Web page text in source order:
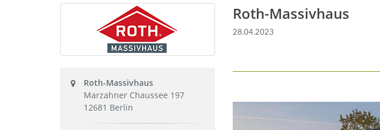
Roth-Massivhaus
Marzahner Chaussee 197
12681 Berlin
Roth-Massivhaus
28.04.2023